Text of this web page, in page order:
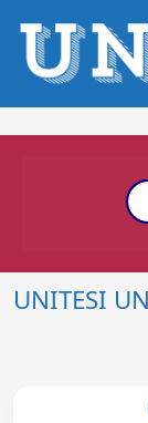
UNITESI